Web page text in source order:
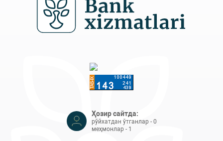
Ҳозир сайтда:
рўйхатдан ўтганлар - 0
меҳмонлар - 1